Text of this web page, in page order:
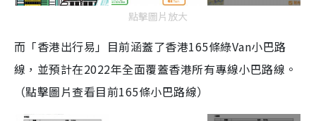
點擊圖片放大
而「香港出行易」目前涵蓋了香港165條綠Van小巴路
線，並預計在2022年全面覆蓋香港所有專線小巴路線。
（點擊圖片查看目前165條小巴路線）